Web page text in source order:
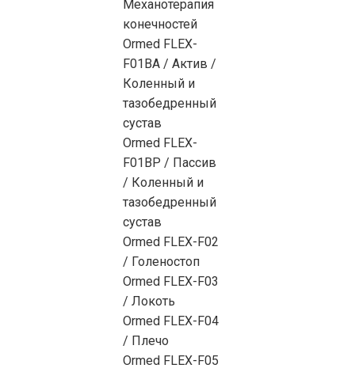
Механотерапия
конечностей
Ormed FLEX-
F01BA / Актив /
Коленный и
тазобедренный
сустав
Ormed FLEX-
F01BP / Пассив
/ Коленный и
тазобедренный
сустав
Ormed FLEX-F02
/ Голеностоп
Ormed FLEX-F03
/ Локоть
Ormed FLEX-F04
/ Плечо
Ormed FLEX-F05